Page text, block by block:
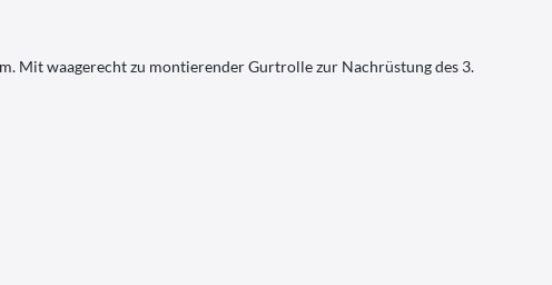
Mit waagerecht zu montierender Gurtrolle zur Nachrüstung des 3.